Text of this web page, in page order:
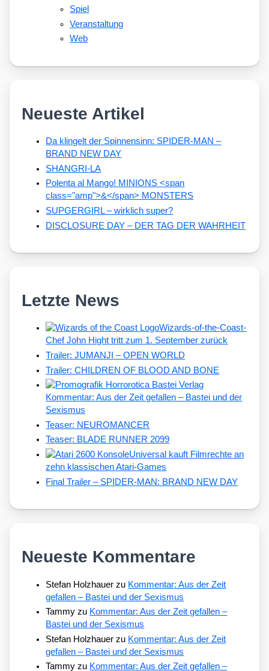
Spiel
Veranstaltung
Web
Neueste Artikel
Da klingelt der Spinnensinn: SPIDER-MAN –
BRAND NEW DAY
SHANGRI-LA
Polenta al Mango! MINIONS <span
class="amp">&</span> MONSTERS
SUPGERGIRL – wirklich super?
DISCLOSURE DAY – DER TAG DER WAHRHEIT
Letzte News
Wizards-of-the-Coast-
Chef John Hight tritt zum 1. September zurück
Trailer: JUMANJI – OPEN WORLD
Trailer: CHILDREN OF BLOOD AND BONE
Kommentar: Aus der Zeit gefallen – Bastei und der
Sexismus
Teaser: NEUROMANCER
Teaser: BLADE RUNNER 2099
Universal kauft Filmrechte an
zehn klassischen Atari-Games
Final Trailer – SPIDER-MAN: BRAND NEW DAY
Neueste Kommentare
Stefan Holzhauer zu Kommentar: Aus der Zeit
gefallen – Bastei und der Sexismus
Tammy zu Kommentar: Aus der Zeit gefallen –
Bastei und der Sexismus
Stefan Holzhauer zu Kommentar: Aus der Zeit
gefallen – Bastei und der Sexismus
Tammy zu Kommentar: Aus der Zeit gefallen –